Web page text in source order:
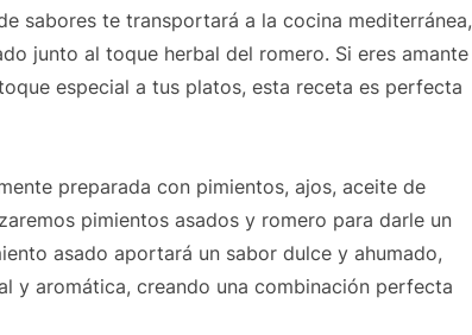
sabores te transportará a la cocina mediterránea,
junto al toque herbal del romero. Si eres amante
especial a tus platos, esta receta es perfecta
preparada con pimientos, ajos, aceite de
pimientos asados y romero para darle un
asado aportará un sabor dulce y ahumado,
y aromática, creando una combinación perfecta